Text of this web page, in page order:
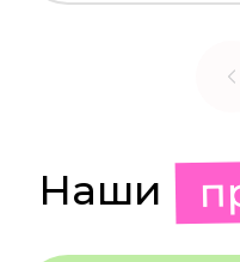
Наши